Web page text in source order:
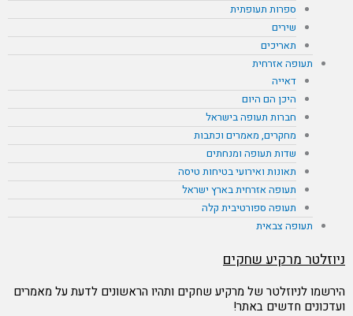
ספרות תעופתית
שירים
תאריכים
תעופה אזרחית
דאייה
היכן הם היום
חברות תעופה בישראל
מחקרים, מאמרים וכתבות
שדות תעופה ומנחתים
תאונות ואירועי בטיחות טיסה
תעופה אזרחית בארץ ישראל
תעופה ספורטיבית קלה
תעופה צבאית
ניוזלטר מרקיע שחקים
הירשמו לניוזלטר של מרקיע שחקים ותהיו הראשונים לדעת על מאמרים
ועדכונים חדשים באתר!